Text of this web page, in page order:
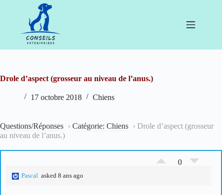
Drole d’aspect (grosseur au niveau de l’anus.)
17 octobre 2018 Chiens
Questions/Réponses › Catégorie: Chiens › Drole d’aspect (grosseur
au niveau de l’anus.)
0
Pascal asked 8 ans ago